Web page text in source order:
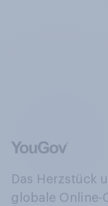
Das Herzstück
globale Online-